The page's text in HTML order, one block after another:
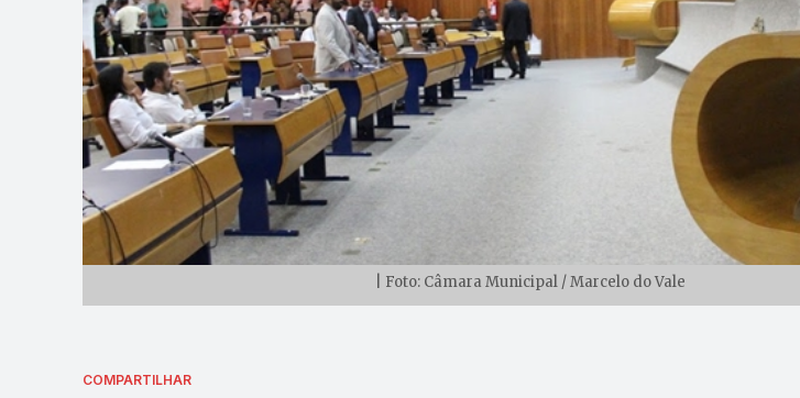
| Foto: Câmara Municipal / Marcelo do Vale
COMPARTILHAR